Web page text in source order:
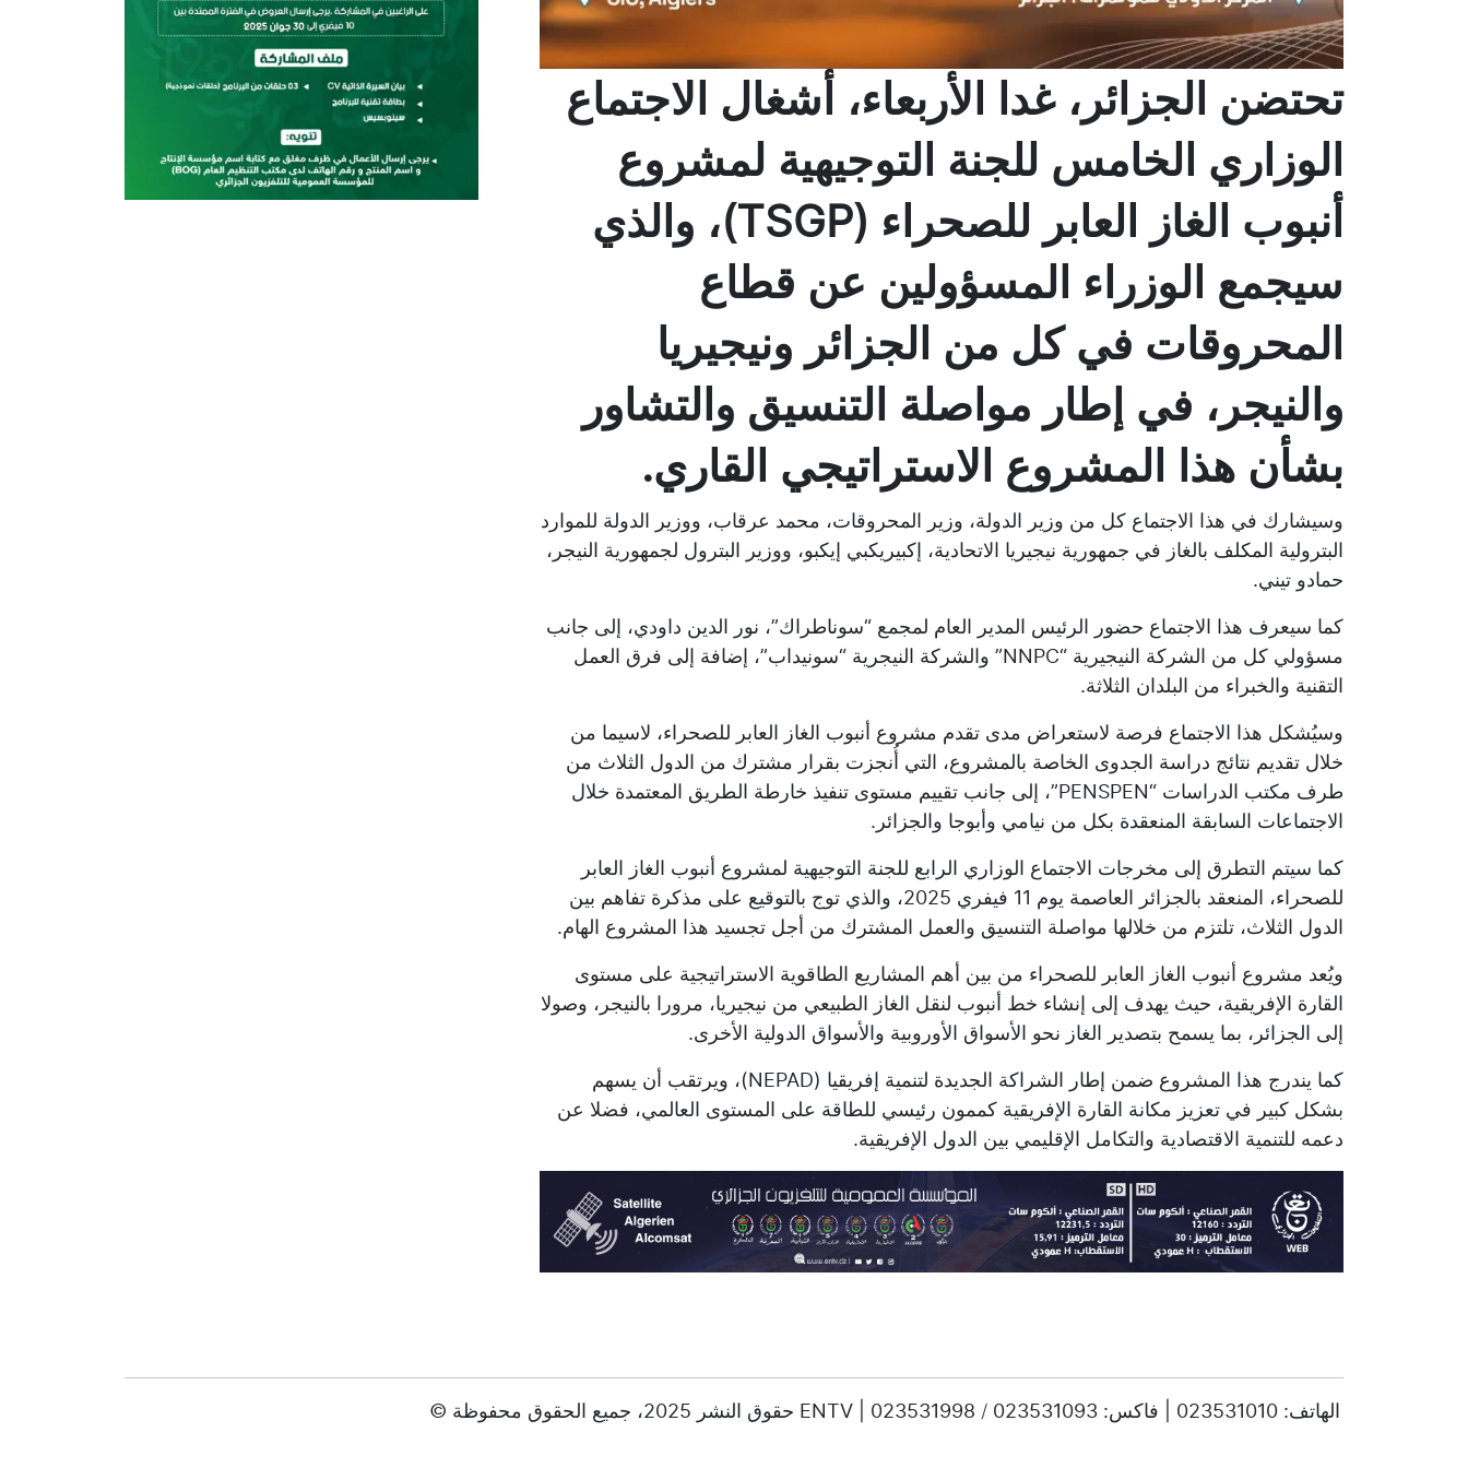
تحتضن الجزائر، غدا الأربعاء، أشغال الاجتماع
الوزاري الخامس للجنة التوجيهية لمشروع
أنبوب الغاز العابر للصحراء (TSGP)، والذي
سيجمع الوزراء المسؤولين عن قطاع
المحروقات في كل من الجزائر ونيجيريا
والنيجر، في إطار مواصلة التنسيق والتشاور
بشأن هذا المشروع الاستراتيجي القاري.
وسيشارك في هذا الاجتماع كل من وزير الدولة، وزير المحروقات، محمد عرقاب، ووزير الدولة للموارد
البترولية المكلف بالغاز في جمهورية نيجيريا الاتحادية، إكبيريكبي إيكبو، ووزير البترول لجمهورية النيجر،
حمادو تيني.
كما سيعرف هذا الاجتماع حضور الرئيس المدير العام لمجمع “سوناطراك”، نور الدين داودي، إلى جانب
مسؤولي كل من الشركة النيجيرية “NNPC” والشركة النيجرية “سونيداب”، إضافة إلى فرق العمل
التقنية والخبراء من البلدان الثلاثة.
وسيُشكل هذا الاجتماع فرصة لاستعراض مدى تقدم مشروع أنبوب الغاز العابر للصحراء، لاسيما من
خلال تقديم نتائج دراسة الجدوى الخاصة بالمشروع، التي أُنجزت بقرار مشترك من الدول الثلاث من
طرف مكتب الدراسات “PENSPEN”، إلى جانب تقييم مستوى تنفيذ خارطة الطريق المعتمدة خلال
الاجتماعات السابقة المنعقدة بكل من نيامي وأبوجا والجزائر.
كما سيتم التطرق إلى مخرجات الاجتماع الوزاري الرابع للجنة التوجيهية لمشروع أنبوب الغاز العابر
للصحراء، المنعقد بالجزائر العاصمة يوم 11 فيفري 2025، والذي توج بالتوقيع على مذكرة تفاهم بين
الدول الثلاث، تلتزم من خلالها مواصلة التنسيق والعمل المشترك من أجل تجسيد هذا المشروع الهام.
ويُعد مشروع أنبوب الغاز العابر للصحراء من بين أهم المشاريع الطاقوية الاستراتيجية على مستوى
القارة الإفريقية، حيث يهدف إلى إنشاء خط أنبوب لنقل الغاز الطبيعي من نيجيريا، مرورا بالنيجر، وصولا
إلى الجزائر، بما يسمح بتصدير الغاز نحو الأسواق الأوروبية والأسواق الدولية الأخرى.
كما يندرج هذا المشروع ضمن إطار الشراكة الجديدة لتنمية إفريقيا (NEPAD)، ويرتقب أن يسهم
بشكل كبير في تعزيز مكانة القارة الإفريقية كممون رئيسي للطاقة على المستوى العالمي، فضلا عن
دعمه للتنمية الاقتصادية والتكامل الإقليمي بين الدول الإفريقية.
© حقوق النشر 2025، جميع الحقوق محفوظة ENTV | الهاتف: 023531010 | فاكس: 023531093 / 023531998